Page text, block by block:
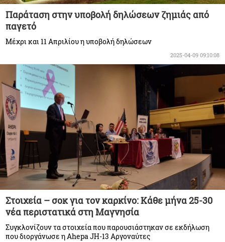
Παράταση στην υποβολή δηλώσεων ζημιάς από
παγετό
Μέχρι και 11 Απριλίου η υποβολή δηλώσεων
2025-04-09 09:10:08
Στοιχεία – σοκ για τον καρκίνο: Κάθε μήνα 25-30
νέα περιστατικά στη Μαγνησία
Συγκλονίζουν τα στοιχεία που παρουσιάστηκαν σε εκδήλωση
που διοργάνωσε η Ahepa JΗ-13 Αργοναύτες